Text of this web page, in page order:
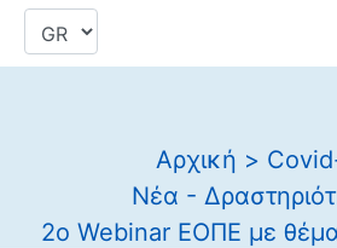
Αρχική >
Νέα -
2ο Webinar ΕΟΠΕ με